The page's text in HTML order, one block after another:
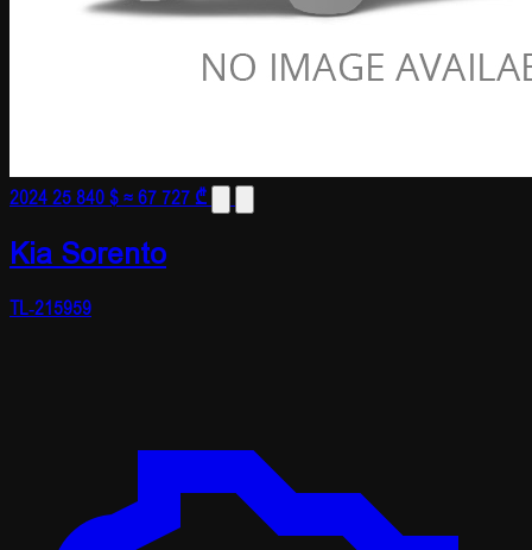
202425 840 $≈ 67 727 ₾
Kia Sorento
TL-215959